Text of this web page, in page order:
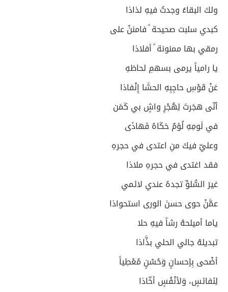
ولكَ البقاءُ وجدتُ فيهِ لذاذا
كبدي سلبت صحيحة ً فامننْ على
رمقي بها ممنونة ً أفلاذا
يا رامياً يرمى بسهمِ لحاظهِ
عَنْ قَوْسِ حاجِبِهِ الحشَا إِنْفاذا
أنّى هجَرتَ لِهُجْرِ واشٍ بي كَمَن
في لَومِهِ لُؤمٌ حَكَاهُ فَهاذَى
وعليّ فيكَ منِ اعتدى في حجرهِ
فقد اغتدى في حجرهِ ملاذا
غيرَ السُّلوِّ تجدهُ عندي لائمي
عمَّنْ حوى حسنَ الورى استحواذا
ياما أميلحهُ رشاً فيهِ حلا
تبديلهُ جالي الحلي بذَّاذا
أضْحى بِإحسانٍ وَحُسْنٍ مُعْطِياً
لِنَفائسٍ، وَلأنْفُسٍ أخّاذا